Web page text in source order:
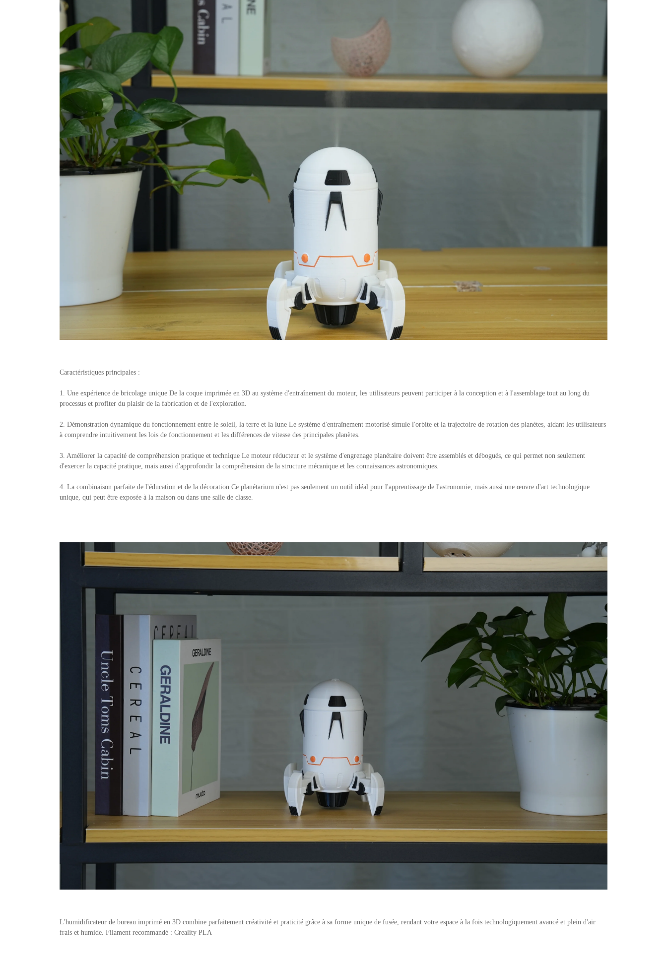
Caractéristiques principales :
1. Une expérience de bricolage unique De la coque imprimée en 3D au système d'entraînement du moteur, les utilisateurs peuvent participer à la conception et à l'assemblage tout au long du
processus et profiter du plaisir de la fabrication et de l'exploration.
2. Démonstration dynamique du fonctionnement entre le soleil, la terre et la lune Le système d'entraînement motorisé simule l'orbite et la trajectoire de rotation des planètes, aidant les utilisateurs
à comprendre intuitivement les lois de fonctionnement et les différences de vitesse des principales planètes.
3. Améliorer la capacité de compréhension pratique et technique Le moteur réducteur et le système d'engrenage planétaire doivent être assemblés et débogués, ce qui permet non seulement
d'exercer la capacité pratique, mais aussi d'approfondir la compréhension de la structure mécanique et les connaissances astronomiques.
4. La combinaison parfaite de l'éducation et de la décoration Ce planétarium n'est pas seulement un outil idéal pour l'apprentissage de l'astronomie, mais aussi une œuvre d'art technologique
unique, qui peut être exposée à la maison ou dans une salle de classe.
L'humidificateur de bureau imprimé en 3D combine parfaitement créativité et praticité grâce à sa forme unique de fusée, rendant votre espace à la fois technologiquement avancé et plein d'air
frais et humide. Filament recommandé : Creality PLA